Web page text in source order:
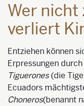
Wer nicht
verliert
Entziehen können
Erpressungen
Tiguerones(die
Ecuadors
Choneros(benannt